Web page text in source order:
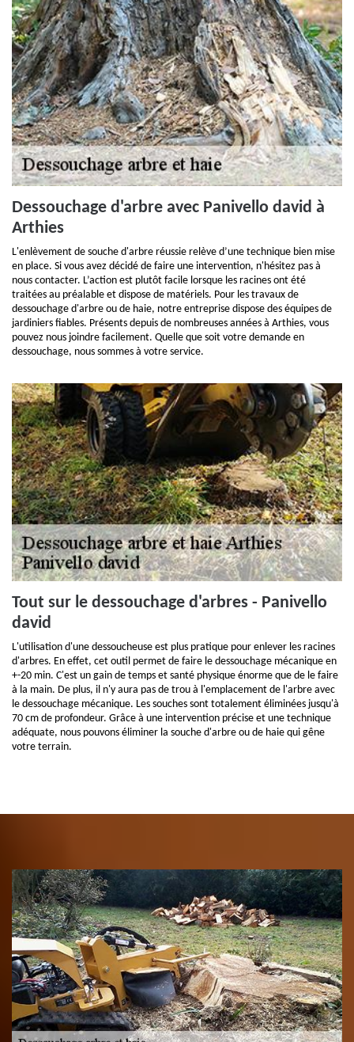
Dessouchage d'arbre avec Panivello david à
Arthies
L'enlèvement de souche d'arbre réussie relève d’une technique bien mise
en place. Si vous avez décidé de faire une intervention, n'hésitez pas à
nous contacter. L’action est plutôt facile lorsque les racines ont été
traitées au préalable et dispose de matériels. Pour les travaux de
dessouchage d'arbre ou de haie, notre entreprise dispose des équipes de
jardiniers fiables. Présents depuis de nombreuses années à Arthies, vous
pouvez nous joindre facilement. Quelle que soit votre demande en
dessouchage, nous sommes à votre service.
Tout sur le dessouchage d'arbres - Panivello
david
L'utilisation d'une dessoucheuse est plus pratique pour enlever les racines
d'arbres. En effet, cet outil permet de faire le dessouchage mécanique en
+-20 min. C'est un gain de temps et santé physique énorme que de le faire
à la main. De plus, il n'y aura pas de trou à l'emplacement de l'arbre avec
le dessouchage mécanique. Les souches sont totalement éliminées jusqu'à
70 cm de profondeur. Grâce à une intervention précise et une technique
adéquate, nous pouvons éliminer la souche d'arbre ou de haie qui gêne
votre terrain.